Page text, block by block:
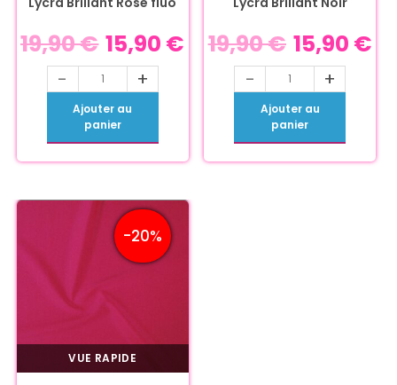
19,90€ 15,90 €
- +
Ajouter au
panier
19,90€ 15,90 €
- +
Ajouter au
panier
-20%
VUE RAPIDE